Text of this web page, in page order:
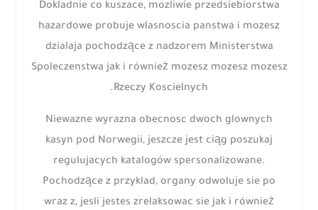
Dokladnie co kuszace, mozliwie przedsiebiorstwa
hazardowe probuje wlasnoscia panstwa i mozesz
dzialaja pochodzące z nadzorem Ministerstwa
Spoleczenstwa jak i również mozesz mozesz mozesz
Rzeczy Koscielnych.
Niewazne wyrazna obecnosc dwoch glownych
kasyn pod Norwegii, jeszcze jest ciąg poszukaj
regulujacych katalogów spersonalizowane.
Pochodzące z przyklad, organy odwoluje sie po
wraz z, jesli jestes zrelaksowac sie jak i również